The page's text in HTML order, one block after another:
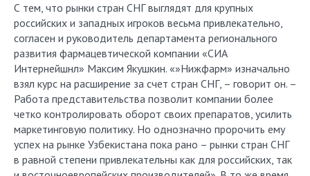
С тем, что рынки стран СНГ выглядят для крупных
российских и западных игроков весьма привлекательно,
согласен и руководитель департамента регионального
развития фармацевтической компании «СИА
Интернейшнл» Максим Якушкин. «»Нижфарм» изначально
взял курс на расширение за счет стран СНГ, – говорит он. –
Работа представительства позволит компании более
четко контролировать оборот своих препаратов, усилить
маркетинговую политику. Но однозначно пророчить ему
успех на рынке Узбекистана пока рано – рынки стран СНГ
в равной степени привлекательны как для российских, так